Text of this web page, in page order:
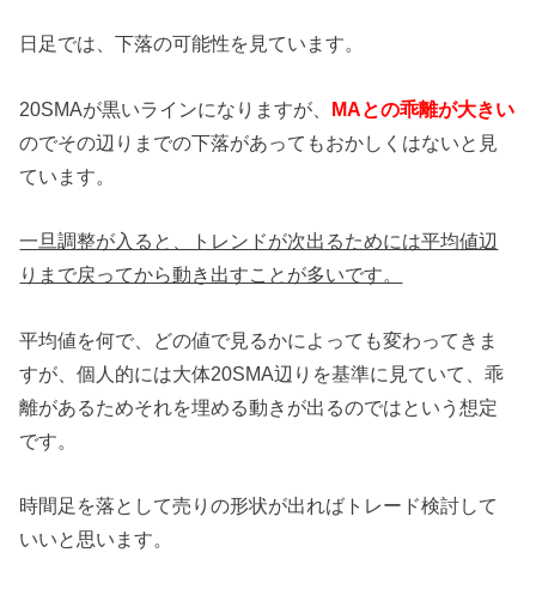
日足では、下落の可能性を見ています。
20SMAが黒いラインになりますが、 MAとの乖離が大きい
のでその辺りまでの下落があってもおかしくはないと見
ています。
一旦調整が入ると、トレンドが次出るためには平均値辺
りまで戻ってから動き出すことが多いです。
平均値を何で、どの値で見るかによっても変わってきま
すが、個人的には大体20SMA辺りを基準に見ていて、乖
離があるためそれを埋める動きが出るのではという想定
です。
時間足を落として売りの形状が出ればトレード検討して
いいと思います。